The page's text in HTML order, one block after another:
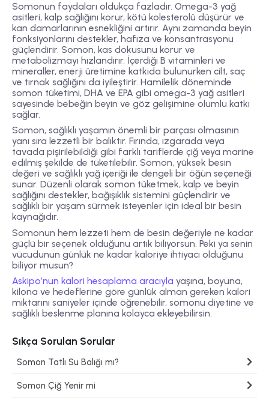
Somonun faydaları oldukça fazladır. Omega-3 yağ
asitleri, kalp sağlığını korur, kötü kolesterolü düşürür ve
kan damarlarının esnekliğini artırır. Aynı zamanda beyin
fonksiyonlarını destekler, hafıza ve konsantrasyonu
güçlendirir. Somon, kas dokusunu korur ve
metabolizmayı hızlandırır. İçerdiği B vitaminleri ve
mineraller, enerji üretimine katkıda bulunurken cilt, saç
ve tırnak sağlığını da iyileştirir. Hamilelik döneminde
somon tüketimi, DHA ve EPA gibi omega-3 yağ asitleri
sayesinde bebeğin beyin ve göz gelişimine olumlu katkı
sağlar.
Somon, sağlıklı yaşamın önemli bir parçası olmasının
yanı sıra lezzetli bir balıktır. Fırında, ızgarada veya
tavada pişirilebildiği gibi farklı tariflerde çiğ veya marine
edilmiş şekilde de tüketilebilir. Somon, yüksek besin
değeri ve sağlıklı yağ içeriği ile dengeli bir öğün seçeneği
sunar. Düzenli olarak somon tüketmek, kalp ve beyin
sağlığını destekler, bağışıklık sistemini güçlendirir ve
sağlıklı bir yaşam sürmek isteyenler için ideal bir besin
kaynağıdır.
Somonun hem lezzeti hem de besin değeriyle ne kadar
güçlü bir seçenek olduğunu artık biliyorsun. Peki ya senin
vücudunun günlük ne kadar kaloriye ihtiyacı olduğunu
biliyor musun?
Askipo’nun kalori hesaplama aracıyla yaşına, boyuna,
kilona ve hedeflerine göre günlük alman gereken kalori
miktarını saniyeler içinde öğrenebilir, somonu diyetine ve
sağlıklı beslenme planına kolayca ekleyebilirsin.
Sıkça Sorulan Sorular
Somon Tatlı Su Balığı mı?
Somon Çiğ Yenir mi